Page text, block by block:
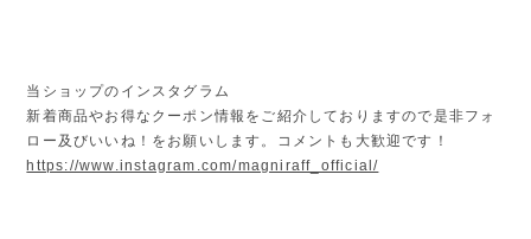
当ショップのインスタグラム
新着商品やお得なクーポン情報をご紹介しておりますので是非フォ
ロー及びいいね！をお願いします。コメントも大歓迎です！
https://www.instagram.com/magniraff_official/